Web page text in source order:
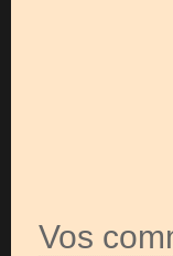
Vos